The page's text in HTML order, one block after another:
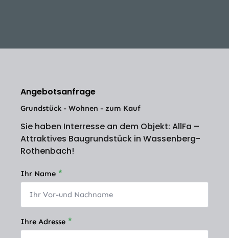
Angebotsanfrage
Grundstück - Wohnen - zum Kauf
Sie haben Interresse an dem Objekt: AllFa –
Attraktives Baugrundstück in Wassenberg-
Rothenbach!
Ihr Name *
Ihre Adresse *